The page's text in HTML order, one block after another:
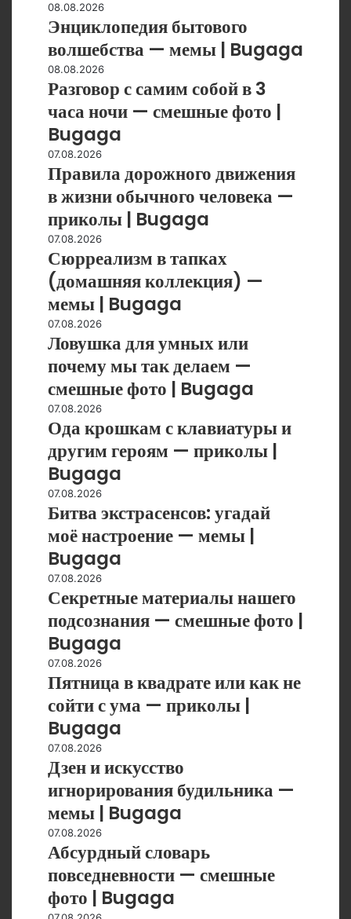
Энциклопедия
бытового
волшебства
—
мемы
08.08.2026
Энциклопедия бытового
волшебства — мемы | Bugaga
Разговор
с
собой
в
3
часа
ночи
—
смешные
фото
Bugaga
08.08.2026
Разговор с самим собой в 3
часа ночи — смешные фото |
Bugaga
Правила
дорожного
движения
в
жизни
обычного
человека
—
приколы
|
Bugaga
07.08.2026
Правила дорожного движения
в жизни обычного человека —
приколы | Bugaga
Сюрреализм
в
тапках
(домашняя
коллекция)
—
мемы
Bugaga
07.08.2026
Сюрреализм в тапках
(домашняя коллекция) —
мемы | Bugaga
Ловушка
для
умных
или
почему
мы
так
делаем
—
смешные
фото
|
Bugaga
07.08.2026
Ловушка для умных или
почему мы так делаем —
смешные фото | Bugaga
Ода
крошкам
клавиатуры
и
другим
героям
приколы
Bugaga
07.08.2026
Ода крошкам с клавиатуры и
другим героям — приколы |
Bugaga
Битва
экстрасенсов:
моё
настроение
—
мемы
Bugaga
07.08.2026
Битва экстрасенсов: угадай
моё настроение — мемы |
Bugaga
Секретные
материалы
нашего
подсознания
—
смешные
фото
Bugaga
07.08.2026
Секретные материалы нашего
подсознания — смешные фото |
Bugaga
Пятница
в
или
как
не
сойти
с
ума
—
приколы
Bugaga
07.08.2026
Пятница в квадрате или как не
сойти с ума — приколы |
Bugaga
Дзен
и
искусство
игнорирования
будильника
—
мемы
Bugaga
07.08.2026
Дзен и искусство
игнорирования будильника —
мемы | Bugaga
Абсурдный
словарь
повседневности
—
смешные
фото
07.08.2026
Абсурдный словарь
повседневности — смешные
фото | Bugaga